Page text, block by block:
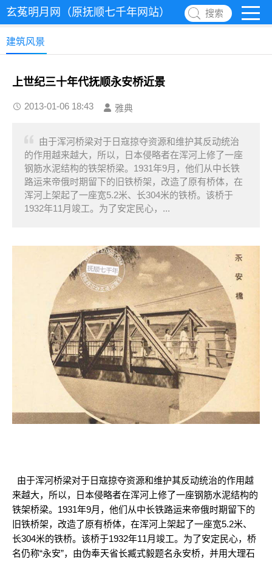
玄菟明月网（原抚顺七千年网站） 搜索
建筑风景
上世纪三十年代抚顺永安桥近景
2013-01-06 18:43 雅典
由于浑河桥梁对于日寇掠夺资源和维护其反动统治
的作用越来越大，所以，日本侵略者在浑河上修了一座
钢筋水泥结构的铁架桥梁。1931年9月，他们从中长铁
路运来帝俄时期留下的旧铁桥架，改造了原有桥体，在
浑河上架起了一座宽5.2米、长304米的铁桥。该桥于
1932年11月竣工。为了安定民心，...
由于浑河桥梁对于日寇掠夺资源和维护其反动统治的作用越
来越大，所以，日本侵略者在浑河上修了一座钢筋水泥结构的
铁架桥梁。1931年9月，他们从中长铁路运来帝俄时期留下的
旧铁桥架，改造了原有桥体，在浑河上架起了一座宽5.2米、
长304米的铁桥。该桥于1932年11月竣工。为了安定民心，桥
名仍称“永安”，由伪奉天省长臧式毅题名永安桥，并用大理石